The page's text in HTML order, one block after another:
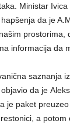
Ministar
da je
prostorima,
informacija da
saznanja
da je
je paket
a